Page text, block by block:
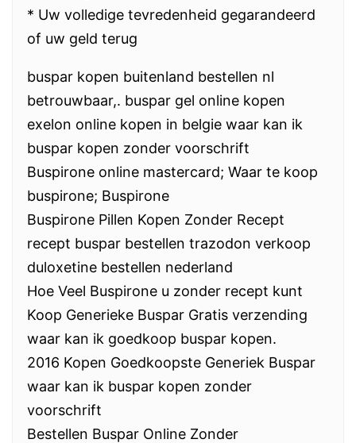
* Uw volledige tevredenheid gegarandeerd
of uw geld terug
buspar kopen buitenland bestellen nl
betrouwbaar,. buspar gel online kopen
exelon online kopen in belgie waar kan ik
buspar kopen zonder voorschrift
Buspirone online mastercard; Waar te koop
buspirone; Buspirone
Buspirone Pillen Kopen Zonder Recept
recept buspar bestellen trazodon verkoop
duloxetine bestellen nederland
Hoe Veel Buspirone u zonder recept kunt
Koop Generieke Buspar Gratis verzending
waar kan ik goedkoop buspar kopen.
2016 Kopen Goedkoopste Generiek Buspar
waar kan ik buspar kopen zonder
voorschrift
Bestellen Buspar Online Zonder